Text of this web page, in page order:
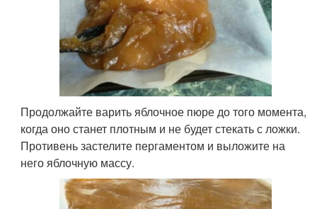
Продолжайте варить яблочное пюре до того момента,
когда оно станет плотным и не будет стекать с ложки.
Противень застелите пергаментом и выложите на
него яблочную массу.